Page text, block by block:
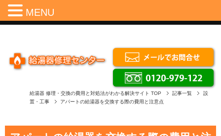
給湯器 修理・交換の費用と対処法がわかる解決サイト TOP 記事一覧
設
置・工事
アパートの給湯器を交換する際の費用と注意点
MENU
Menu